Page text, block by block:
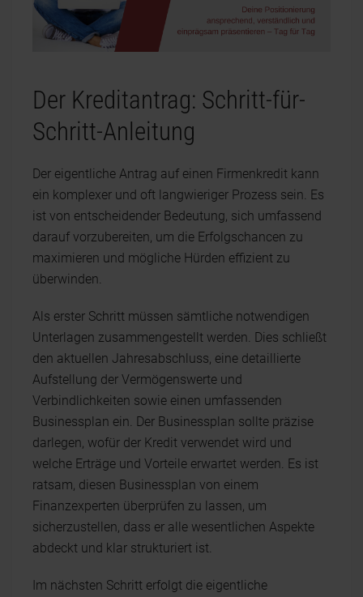
Der Kreditantrag: Schritt-für-
Schritt-Anleitung
Der eigentliche Antrag auf einen Firmenkredit kann
ein komplexer und oft langwieriger Prozess sein. Es
ist von entscheidender Bedeutung, sich umfassend
darauf vorzubereiten, um die Erfolgschancen zu
maximieren und mögliche Hürden effizient zu
überwinden.
Als erster Schritt müssen sämtliche notwendigen
Unterlagen zusammengestellt werden. Dies schließt
den aktuellen Jahresabschluss, eine detaillierte
Aufstellung der Vermögenswerte und
Verbindlichkeiten sowie einen umfassenden
Businessplan ein. Der Businessplan sollte präzise
darlegen, wofür der Kredit verwendet wird und
welche Erträge und Vorteile erwartet werden. Es ist
ratsam, diesen Businessplan von einem
Finanzexperten überprüfen zu lassen, um
sicherzustellen, dass er alle wesentlichen Aspekte
abdeckt und klar strukturiert ist.
Im nächsten Schritt erfolgt die eigentliche